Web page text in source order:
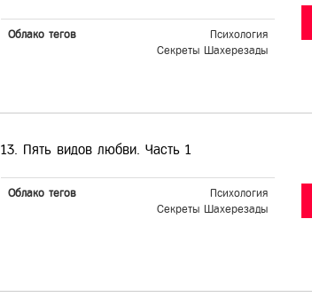
Облако тегов
Психология
Секреты Шахерезады
13. Пять видов любви. Часть 1
Облако тегов
Психология
Секреты Шахерезады